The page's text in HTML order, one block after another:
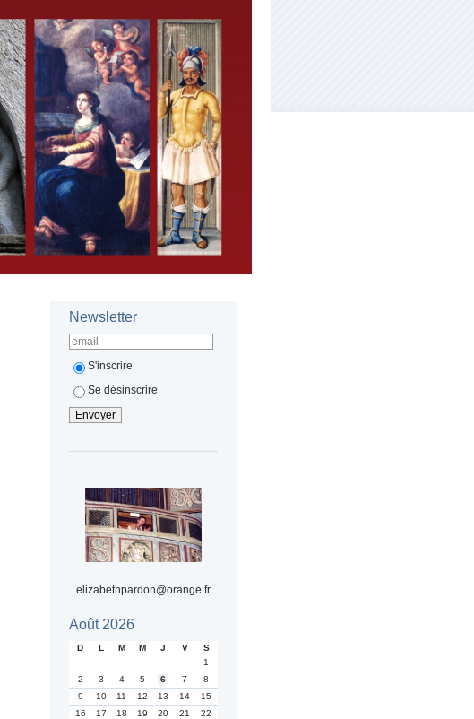
Newsletter
S'inscrire
Se désinscrire
elizabethpardon@orange.fr
Août 2026
D L M M J V
S
1
2
3 4 5 6 7
8
9
10 11 12 13 14
15
16
17 18 19 20 21
22